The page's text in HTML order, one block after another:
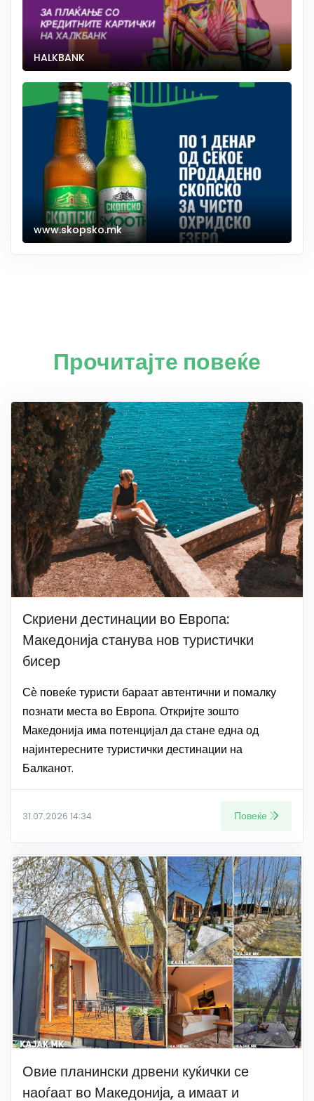
HALKBANK
www.skopsko.mk
Прочитајте повеќе
Скриени дестинации во Европа:
Македонија станува нов туристички
бисер
Сѐ повеќе туристи бараат автентични и помалку
познати места во Европа. Откријте зошто
Македонија има потенцијал да стане една од
најинтересните туристички дестинации на
Балканот.
31.07.2026 14:34 Повеќе
Овие планински дрвени куќички се
наоѓаат во Македонија, а имаат и